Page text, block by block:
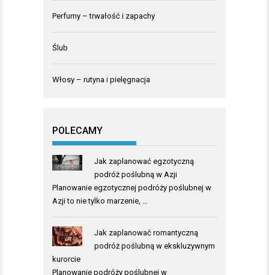
Perfumy – trwałość i zapachy
Ślub
Włosy – rutyna i pielęgnacja
POLECAMY
Jak zaplanować egzotyczną
podróż poślubną w Azji
Planowanie egzotycznej podróży poślubnej w
Azji to nie tylko marzenie, …
Jak zaplanować romantyczną
podróż poślubną w ekskluzywnym
kurorcie
Planowanie podróży poślubnej w